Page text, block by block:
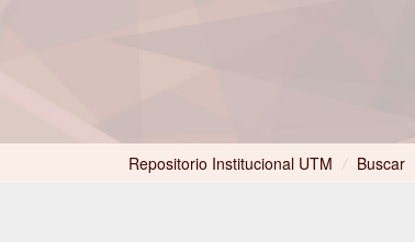
Repositorio Institucional UTM / Buscar